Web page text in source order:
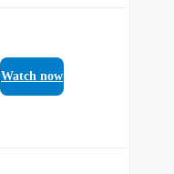
Watch now